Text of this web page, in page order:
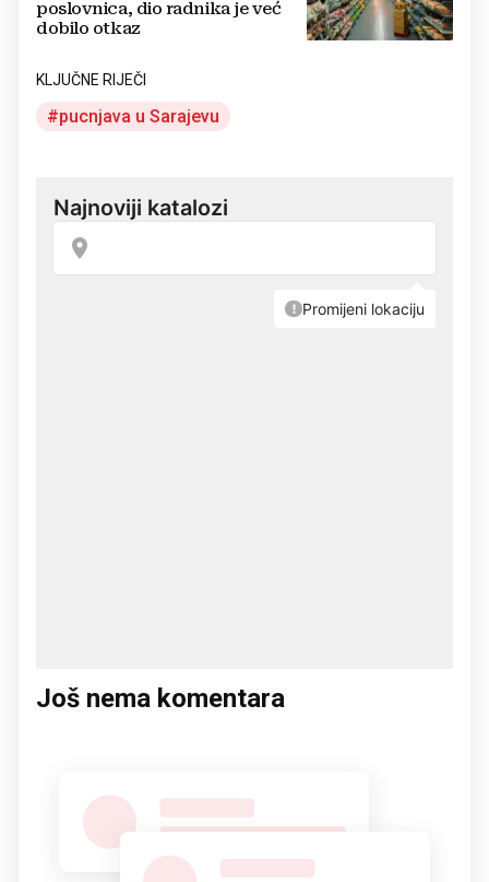
poslovnica, dio radnika je već
dobilo otkaz
KLJUČNE RIJEČI
pucnjava u Sarajevu
Još nema komentara